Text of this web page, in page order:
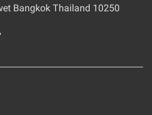
Bangkok Thailand 10250